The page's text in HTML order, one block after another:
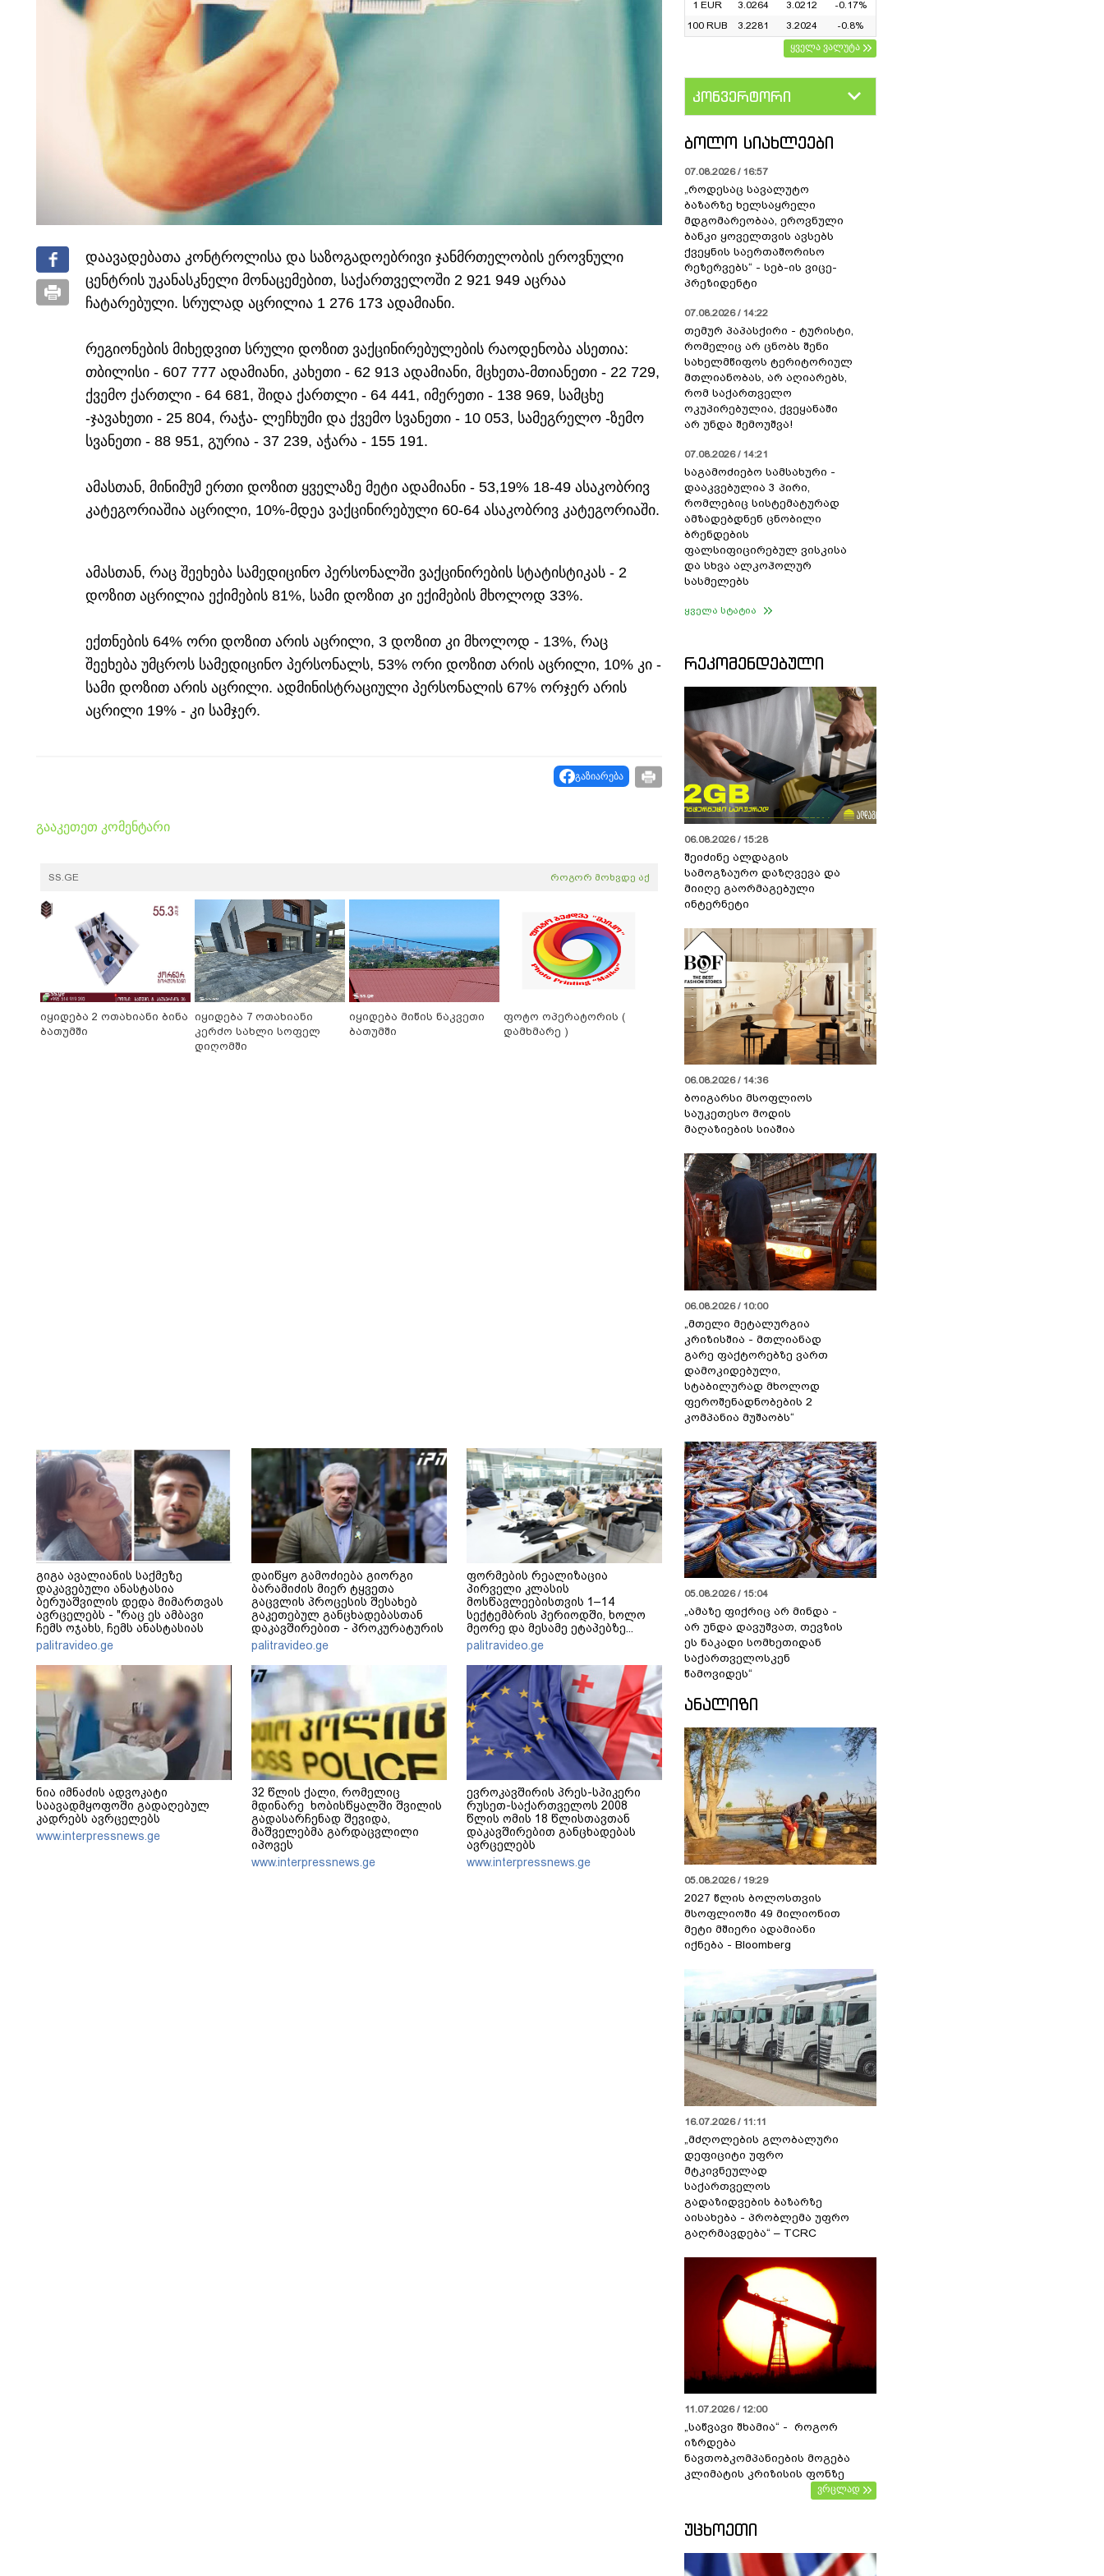
დაავადებათა კონტროლისა და საზოგადოებრივი ჯანმრთელობის ეროვნული
ცენტრის უკანასკნელი მონაცემებით, საქართველოში 2 921 949 აცრაა
ჩატარებული. სრულად აცრილია 1 276 173 ადამიანი.
რეგიონების მიხედვით სრული დოზით ვაქცინირებულების რაოდენობა ასეთია:
თბილისი - 607 777 ადამიანი, კახეთი - 62 913 ადამიანი, მცხეთა-მთიანეთი - 22 729,
ქვემო ქართლი - 64 681, შიდა ქართლი - 64 441, იმერეთი - 138 969, სამცხე
-ჯავახეთი - 25 804, რაჭა- ლეჩხუმი და ქვემო სვანეთი - 10 053, სამეგრელო -ზემო
სვანეთი - 88 951, გურია - 37 239, აჭარა - 155 191.
ამასთან, მინიმუმ ერთი დოზით ყველაზე მეტი ადამიანი - 53,19% 18-49 ასაკობრივ
კატეგორიაშია აცრილი, 10%-მდეა ვაქცინირებული 60-64 ასაკობრივ კატეგორიაში.
ამასთან, რაც შეეხება სამედიცინო პერსონალში ვაქცინირების სტატისტიკას - 2
დოზით აცრილია ექიმების 81%, სამი დოზით კი ექიმების მხოლოდ 33%.
ექთნების 64% ორი დოზით არის აცრილი, 3 დოზით კი მხოლოდ - 13%, რაც
შეეხება უმცროს სამედიცინო პერსონალს, 53% ორი დოზით არის აცრილი, 10% კი -
სამი დოზით არის აცრილი. ადმინისტრაციული პერსონალის 67% ორჯერ არის
აცრილი 19% - კი სამჯერ.
გაზიარება
გააკეთეთ კომენტარი
SS.GE როგორ მოხვდე აქ
იყიდება 2 ოთახიანი ბინა
ბათუმში
იყიდება 7 ოთახიანი
კერძო სახლი სოფელ
დიღომში
იყიდება მიწის ნაკვეთი
ბათუმში
ფოტო ოპერატორის (
დამხმარე )
გიგა ავალიანის საქმეზე
დაკავებული ანასტასია
ბერუაშვილის დედა მიმართვას
ავრცელებს - "რაც ეს ამბავი
ჩემს ოჯახს, ჩემს ანასტასიას
გადახდა თავს, მის მერე მე მე
არ ვარ"
palitravideo.ge
დაიწყო გამოძიება გიორგი
ბარამიძის მიერ ტყვეთა
გაცვლის პროცესის შესახებ
გაკეთებულ განცხადებასთან
დაკავშირებით - პროკურატურის
განცხადება
palitravideo.ge
ფორმების რეალიზაცია
პირველი კლასის
მოსწავლეებისთვის 1–14
სექტემბრის პერიოდში, ხოლო
მეორე და მესამე ეტაპებზე...
palitravideo.ge
ნია იმნაძის ადვოკატი
საავადმყოფოში გადაღებულ
კადრებს ავრცელებს
www.interpressnews.ge
32 წლის ქალი, რომელიც
მდინარე ხობისწყალში შვილის
გადასარჩენად შევიდა,
მაშველებმა გარდაცვლილი
იპოვეს
www.interpressnews.ge
ევროკავშირის პრეს-სპიკერი
რუსეთ-საქართველოს 2008
წლის ომის 18 წლისთავთან
დაკავშირებით განცხადებას
ავრცელებს
www.interpressnews.ge
1 EUR
3.0264 3.0212
-0.17%
100 RUB
3.2281 3.2024
-0.8%
ყველა ვალუტა
კონვერტორი
ᲑᲝᲚᲝ ᲡᲘᲐᲮᲚᲔᲔᲑᲘ
07.08.2026 / 16:57
„როდესაც სავალუტო
ბაზარზე ხელსაყრელი
მდგომარეობაა, ეროვნული
ბანკი ყოველთვის ავსებს
ქვეყნის საერთაშორისო
რეზერვებს“ - სებ-ის ვიცე-
პრეზიდენტი
07.08.2026 / 14:22
თემურ პაპასქირი - ტურისტი,
რომელიც არ ცნობს შენი
სახელმწიფოს ტერიტორიულ
მთლიანობას, არ აღიარებს,
რომ საქართველო
ოკუპირებულია, ქვეყანაში
არ უნდა შემოუშვა!
07.08.2026 / 14:21
საგამოძიებო სამსახური -
დააკვებულია 3 პირი,
რომლებიც სისტემატურად
ამზადებდნენ ცნობილი
ბრენდების
ფალსიფიცირებულ ვისკისა
და სხვა ალკოჰოლურ
სასმელებს
ყველა სტატია
ᲠᲔᲙᲝᲛᲔᲜᲓᲔᲑᲣᲚᲘ
06.08.2026 / 15:28
შეიძინე ალდაგის
სამოგზაურო დაზღვევა და
მიიღე გაორმაგებული
ინტერნეტი
06.08.2026 / 14:36
ბოიგარსი მსოფლიოს
საუკეთესო მოდის
მაღაზიების სიაშია
06.08.2026 / 10:00
„მთელი მეტალურგია
კრიზისშია - მთლიანად
გარე ფაქტორებზე ვართ
დამოკიდებული,
სტაბილურად მხოლოდ
ფეროშენადნობების 2
კომპანია მუშაობს“
05.08.2026 / 15:04
„ამაზე ფიქრიც არ მინდა -
არ უნდა დავუშვათ, თევზის
ეს ნაკადი სომხეთიდან
საქართველოსკენ
წამოვიდეს“
ᲐᲜᲐᲚᲘᲖᲘ
05.08.2026 / 19:29
2027 წლის ბოლოსთვის
მსოფლიოში 49 მილიონით
მეტი მშიერი ადამიანი
იქნება - Bloomberg
16.07.2026 / 11:11
„მძღოლების გლობალური
დეფიციტი უფრო
მტკივნეულად
საქართველოს
გადაზიდვების ბაზარზე
აისახება - პრობლემა უფრო
გაღრმავდება“ – TCRC
11.07.2026 / 12:00
„საწვავი შხამია“ - როგორ
იზრდება
ნავთობკომპანიების მოგება
კლიმატის კრიზისის ფონზე
ვრცლად
ᲣᲪᲮᲝᲔᲗᲘ